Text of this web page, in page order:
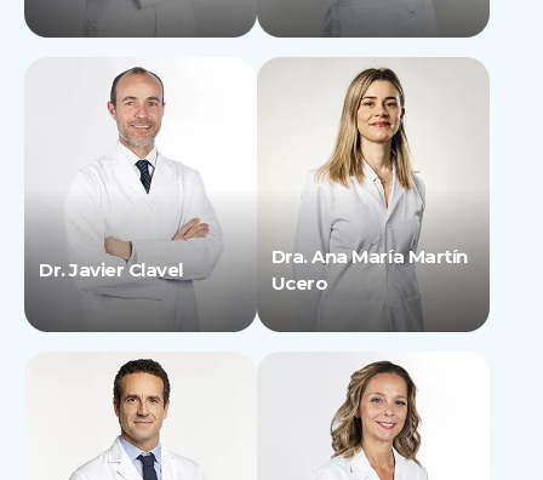
Dr. Javier Clavel
Dra. Ana María Martín
Ucero